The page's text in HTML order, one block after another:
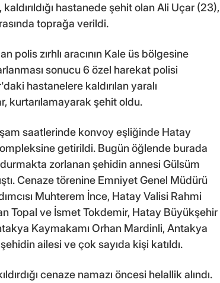
hastanede şehit olan Ali Uçar (23),
toprağa verildi.
polis zırhlı aracının Kale üs bölgesine
sonucu 6 özel harekat polisi
hastanelere kaldırılan yaralı
kurtarılamayarak şehit oldu.
saatlerinde konvoy eşliğinde Hatay
getirildi. Bugün öğlende burada
zorlanan şehidin annesi Gülsüm
Cenaze törenine Emniyet Genel Müdürü
Muhterem İnce, Hatay Valisi Rahmi
Topal ve İsmet Tokdemir, Hatay Büyükşehir
Kaymakamı Orhan Mardinli, Antakya
ailesi ve çok sayıda kişi katıldı.
cenaze namazı öncesi helallik alındı.